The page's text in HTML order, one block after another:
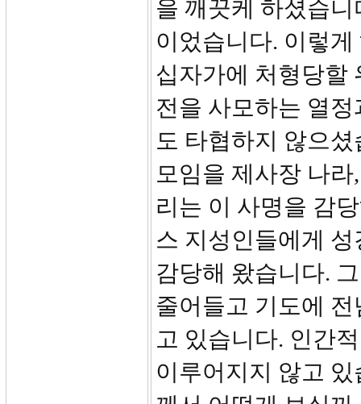
을 깨끗케 하셨습
이었습니다. 이렇
십자가에 처형당할
전을 사모하는 열
도 타협하지 않으
모임을 제사장 나
리는 이 사명을 감
스 지성인들에게
감당해 왔습니다.
줄어들고 기도에
고 있습니다. 인간
이루어지지 않고